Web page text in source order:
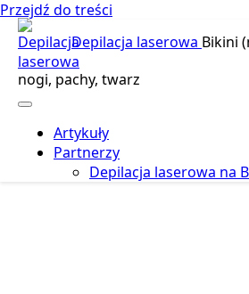
Przejdź do treści
Depilacja laserowa Bikini
nogi, pachy, twarz
Artykuły
Partnerzy
Depilacja laserowa na